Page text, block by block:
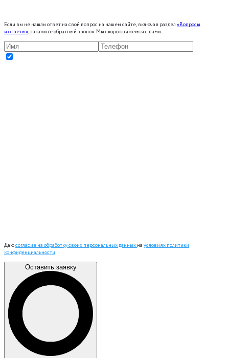
Если вы не нашли ответ на свой вопрос на нашем сайте, включая раздел «Вопросы
и ответы», закажите обратный звонок. Мы скоро свяжемся с вами.
Даюсогласие на обработку своих персональных данныхна условиях политики
конфиденциальности
Оставить заявку